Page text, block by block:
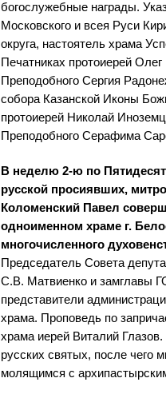
богослужебные награды.
Московского и всея Руси
округа, настоятель храма
Печатниках протоиерей
Преподобного Сергия
собора Казанской Иконы
протоиерей Николай
Преподобного Серафима
В неделю 2-ю по
русской просиявших,
Коломенский Павел
одноименном храме г.
многочисленного
Председатель Совета
С.В. Матвиенко и замглавы
представители
храма. Проповедь по
храма иерей Виталий
русских святых, после чего
молящимся с